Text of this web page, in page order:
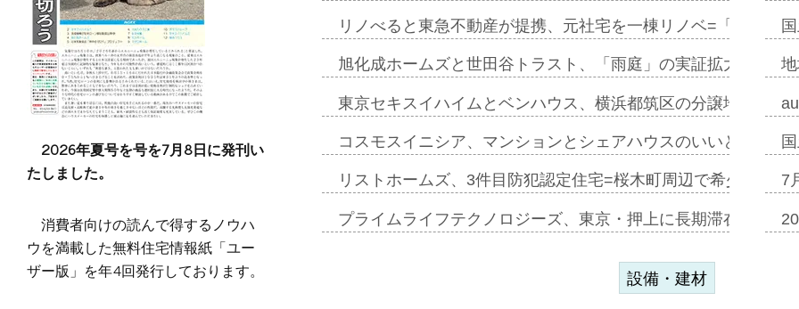
リノべると東急不動産が提携、元社宅を一棟リノベ=「職住遊
旭化成ホームズと世田谷トラスト、「雨庭」の実証拡大へ=ガ
東京セキスイハイムとベンハウス、横浜都筑区の分譲地開発で
コスモスイニシア、マンションとシェアハウスのいいとこどり
リストホームズ、3件目防犯認定住宅=桜木町周辺で希少価値
プライムライフテクノロジーズ、東京・押上に長期滞在型ホテ
7
設備・建材
2026年夏号を号を7月8日に発刊い
たしました。
消費者向けの読んで得するノウハ
ウを満載した無料住宅情報紙「ユー
ザー版」を年4回発行しております。